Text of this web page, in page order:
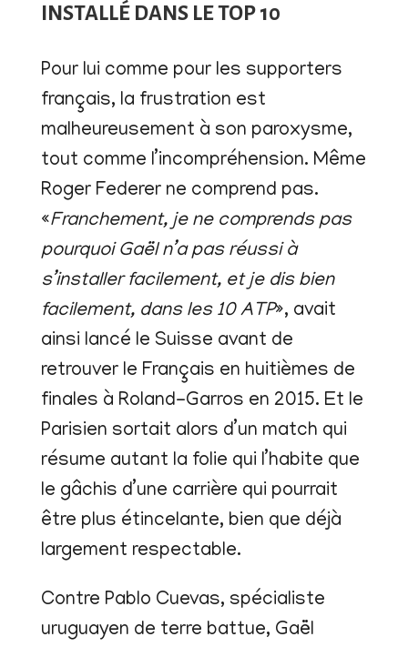
INSTALLÉ DANS LE TOP 10
Pour lui comme pour les supporters
français, la frustration est
malheureusement à son paroxysme,
tout comme l’incompréhension. Même
Roger Federer ne comprend pas.
«Franchement, je ne comprends pas
pourquoi Gaël n’a pas réussi à
s’installer facilement, et je dis bien
facilement, dans les 10 ATP», avait
ainsi lancé le Suisse avant de
retrouver le Français en huitièmes de
finales à Roland-Garros en 2015. Et le
Parisien sortait alors d’un match qui
résume autant la folie qui l’habite que
le gâchis d’une carrière qui pourrait
être plus étincelante, bien que déjà
largement respectable.
Contre Pablo Cuevas, spécialiste
uruguayen de terre battue, Gaël